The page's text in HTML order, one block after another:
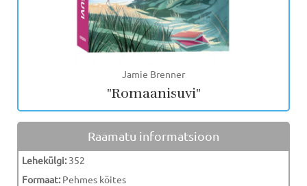
Jamie Brenner
"Romaanisuvi"
Raamatu informatsioon
Lehekülgi:352
Formaat:Pehmes köites